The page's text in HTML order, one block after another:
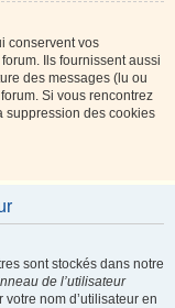
conservent vos
Ils fournissent aussi
des messages (lu ou
Si vous rencontrez
suppression des cookies
sont stockés dans notre
de l’utilisateur
nom d’utilisateur en